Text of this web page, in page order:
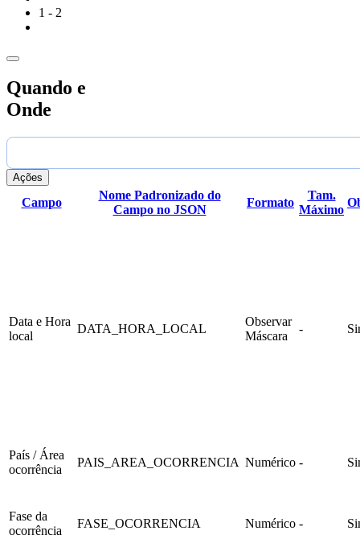
1 - 2
Quando e
Onde
Ações
Campo
Nome Padronizado do
Campo no JSON
Formato
Tam.
Máximo
Data e Hora
local
DATA_HORA_LOCAL
Observar
Máscara
-
País / Área
ocorrência
PAIS_AREA_OCORRENCIA Numérico -
Fase da
ocorrência
FASE_OCORRENCIA Numérico -